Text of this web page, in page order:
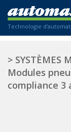
Technologie
> SYSTÈMES
Modules
compliance 3